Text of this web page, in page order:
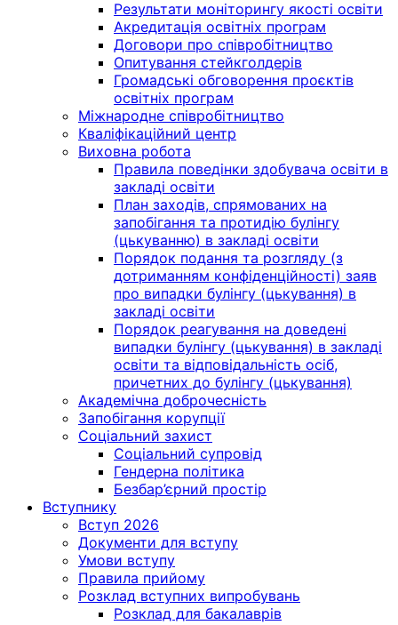
Результати моніторингу якості освіти
Акредитація освітніх програм
Договори про співробітництво
Опитування стейкголдерів
Громадські обговорення проєктів
освітніх програм
Міжнародне співробітництво
Кваліфікаційний центр
Виховна робота
Правила поведінки здобувача освіти в
закладі освіти
План заходів, спрямованих на
запобігання та протидію булінгу
(цькуванню) в закладі освіти
Порядок подання та розгляду (з
дотриманням конфіденційності) заяв
про випадки булінгу (цькування) в
закладі освіти
Порядок реагування на доведені
випадки булінгу (цькування) в закладі
освіти та відповідальність осіб,
причетних до булінгу (цькування)
Академічна доброчесність
Запобігання корупції
Соціальний захист
Соціальний супровід
Гендерна політика
Безбар’єрний простір
Вступнику
Вступ 2026
Документи для вступу
Умови вступу
Правила прийому
Розклад вступних випробувань
Розклад для бакалаврів